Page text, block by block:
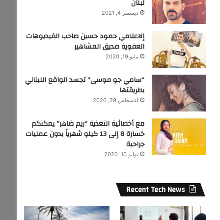
لبنان
ديسمبر 4, 2021
إلاعلامي حمود حسين صاحب الفيديوهات
العفوية صديق المشاهير
مايو 19, 2020
“سامي جو موسى” تجسد الواقع اللبناني
بطريقتها
أغسطس 29, 2020
مع أخصائية التغذية “ريم ضاهر” يمكنكم
خسارة 8 إلى 13 كيلو شهرياً بدون عمليات
جراحية
يوليو 10, 2020
Recent Tech News